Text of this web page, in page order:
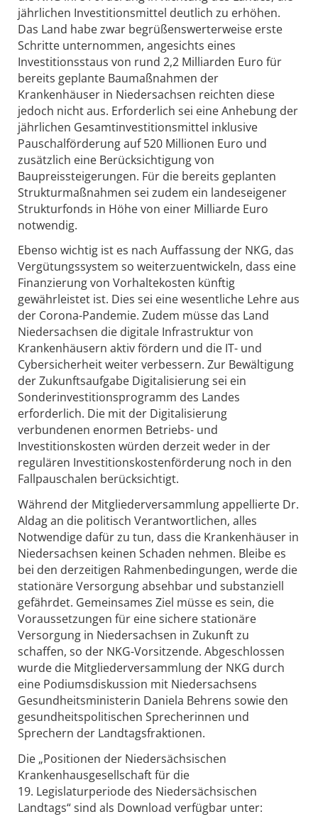
jährlichen Investitionsmittel deutlich zu erhöhen.
Das Land habe zwar begrüßenswerterweise erste
Schritte unternommen, angesichts eines
Investitionsstaus von rund 2,2 Milliarden Euro für
bereits geplante Baumaßnahmen der
Krankenhäuser in Niedersachsen reichten diese
jedoch nicht aus. Erforderlich sei eine Anhebung der
jährlichen Gesamtinvestitionsmittel inklusive
Pauschalförderung auf 520 Millionen Euro und
zusätzlich eine Berücksichtigung von
Baupreissteigerungen. Für die bereits geplanten
Strukturmaßnahmen sei zudem ein landeseigener
Strukturfonds in Höhe von einer Milliarde Euro
notwendig.
Ebenso wichtig ist es nach Auffassung der NKG, das
Vergütungssystem so weiterzuentwickeln, dass eine
Finanzierung von Vorhaltekosten künftig
gewährleistet ist. Dies sei eine wesentliche Lehre aus
der Corona-Pandemie. Zudem müsse das Land
Niedersachsen die digitale Infrastruktur von
Krankenhäusern aktiv fördern und die IT- und
Cybersicherheit weiter verbessern. Zur Bewältigung
der Zukunftsaufgabe Digitalisierung sei ein
Sonderinvestitionsprogramm des Landes
erforderlich. Die mit der Digitalisierung
verbundenen enormen Betriebs- und
Investitionskosten würden derzeit weder in der
regulären Investitionskostenförderung noch in den
Fallpauschalen berücksichtigt.
Während der Mitgliederversammlung appellierte Dr.
Aldag an die politisch Verantwortlichen, alles
Notwendige dafür zu tun, dass die Krankenhäuser in
Niedersachsen keinen Schaden nehmen. Bleibe es
bei den derzeitigen Rahmenbedingungen, werde die
stationäre Versorgung absehbar und substanziell
gefährdet. Gemeinsames Ziel müsse es sein, die
Voraussetzungen für eine sichere stationäre
Versorgung in Niedersachsen in Zukunft zu
schaffen, so der NKG-Vorsitzende. Abgeschlossen
wurde die Mitgliederversammlung der NKG durch
eine Podiumsdiskussion mit Niedersachsens
Gesundheitsministerin Daniela Behrens sowie den
gesundheitspolitischen Sprecherinnen und
Sprechern der Landtagsfraktionen.
Die „Positionen der Niedersächsischen
Krankenhausgesellschaft für die
19. Legislaturperiode des Niedersächsischen
Landtags“ sind als Download verfügbar unter: